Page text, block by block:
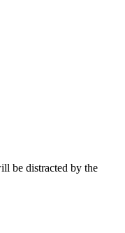
be distracted by the